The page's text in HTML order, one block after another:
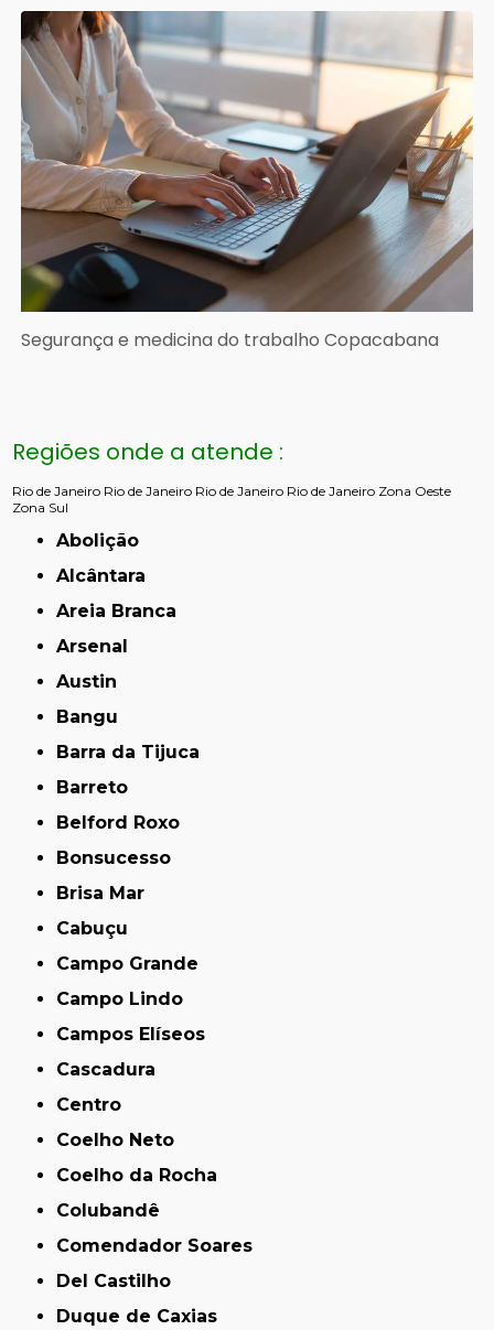
Segurança e medicina do trabalho Copacabana
Regiões onde a atende :
Rio de Janeiro Rio de Janeiro Rio de Janeiro Rio de Janeiro Zona Oeste
Zona Sul
Abolição
Alcântara
Areia Branca
Arsenal
Austin
Bangu
Barra da Tijuca
Barreto
Belford Roxo
Bonsucesso
Brisa Mar
Cabuçu
Campo Grande
Campo Lindo
Campos Elíseos
Cascadura
Centro
Coelho Neto
Coelho da Rocha
Colubandê
Comendador Soares
Del Castilho
Duque de Caxias